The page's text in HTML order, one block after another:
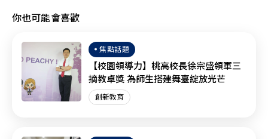
你也可能會喜歡
焦點話題
【校園領導力】桃高校長徐宗盛領軍三
摘教卓獎 為師生搭建舞臺綻放光芒
創新教育